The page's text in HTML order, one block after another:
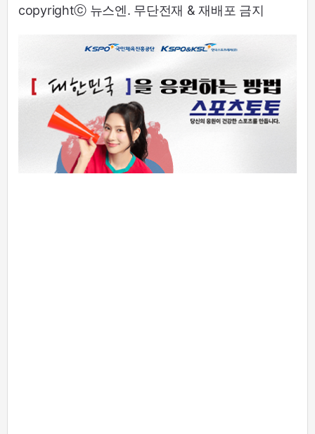
copyrightⓒ 뉴스엔. 무단전재 & 재배포 금지